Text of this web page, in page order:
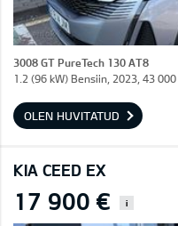
3008 GT PureTech 130 AT8
1.2 (96 kW) Bensiin, 2023, 43
OLEN HUVITATUD
KIA CEED EX
17 900 € i